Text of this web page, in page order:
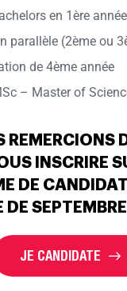
en 1ère
parallèle (2ème ou
de 4ème année
– Master of
REMERCIONS
INSCRIRE
DE
DE
JE CANDIDATE